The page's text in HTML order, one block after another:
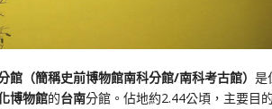
館（簡稱史前博物館南科分館/南科考古館） 是
博物館的台南分館。佔地約2.44公頃，主要目